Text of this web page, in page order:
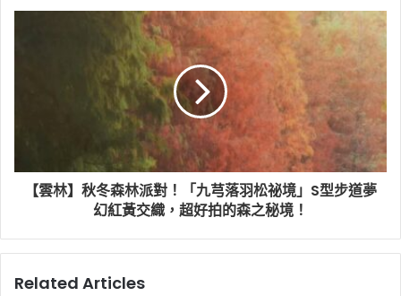
【雲林】秋冬森林派對！「九芎落羽松祕境」S型步道夢
幻紅黃交織，超好拍的森之秘境！
Related Articles